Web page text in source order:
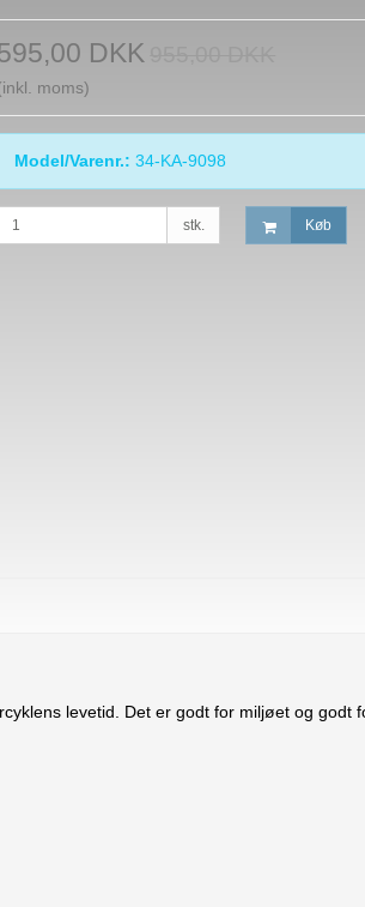
DKK
moms)
Model/Varenr.: 34-KA-9098
stk. Køb
levetid. Det er godt for miljøet og godt